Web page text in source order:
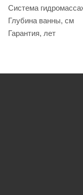
Система
Глубина ванны, см
Гарантия, лет